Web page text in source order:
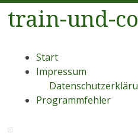
train-und-
Menü
Zum
Inhalt
Start
Impressum
Programmfehler